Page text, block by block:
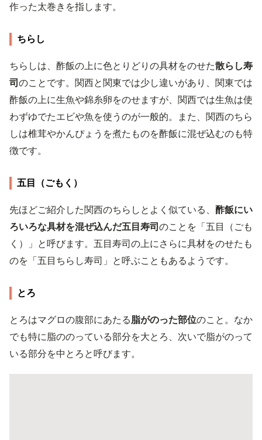
作った太巻きを指します。
ちらし
ちらしは、酢飯の上に色とりどりの具材をのせた散らし寿
司 のことです。関西と関東では少し違いがあり、関東では
酢飯の上に生魚や錦糸卵をのせますが、関西では生魚は使
わずゆでたエビや魚を使うのが一般的。また、関西のちら
しは椎茸やかんぴょうを煮たものを酢飯に混ぜ込むのも特
徴です。
五目（ごもく）
先ほどご紹介した関西のちらしとよく似ている、 酢飯にい
ろいろな具材を混ぜ込んだ五目寿司 のことを「五目（ごも
く）」と呼びます。五目寿司の上にさらに具材をのせたも
のを「五目ちらし寿司」と呼ぶこともあるようです。
とろ
とろはマグロの腹部にあたる脂がのった部位のこと。なか
でも特に脂ののっている部分を大とろ、次いで脂がのって
いる部分を中とろと呼びます。